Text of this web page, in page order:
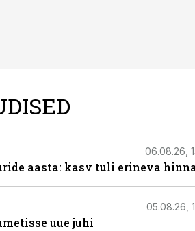
06.08.26,
aasta: kasv tuli erineva
05.08.26,
uue juhi